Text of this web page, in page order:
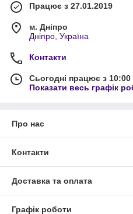
Працює з 27.01.2019
м. Дніпро
Дніпро, Україна
Контакти
Сьогодні працює з
Показати весь графік
Про нас
Контакти
Доставка та оплата
Графік роботи